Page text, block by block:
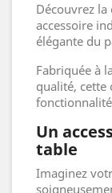
Découvrez
accessoire
élégante du
Fabriquée à
qualité, cette
Un
table
Imaginez